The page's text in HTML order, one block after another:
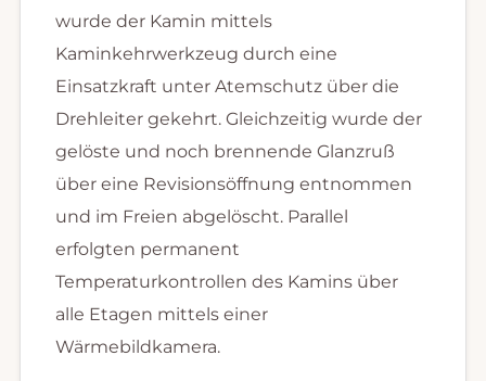
wurde der Kamin mittels
Kaminkehrwerkzeug durch eine
Einsatzkraft unter Atemschutz über die
Drehleiter gekehrt. Gleichzeitig wurde der
gelöste und noch brennende Glanzruß
über eine Revisionsöffnung entnommen
und im Freien abgelöscht. Parallel
erfolgten permanent
Temperaturkontrollen des Kamins über
alle Etagen mittels einer
Wärmebildkamera.